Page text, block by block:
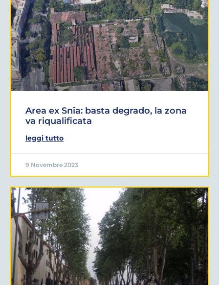
Area ex Snia: basta degrado, la zona
va riqualificata
leggi tutto
9 Novembre 2023